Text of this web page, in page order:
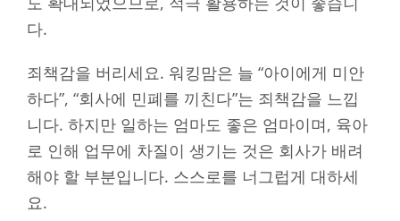
다.
죄책감을 버리세요. 워킹맘은 늘 “아이에게 미안
하다”, “회사에 민폐를 끼친다”는 죄책감을 느낍
니다. 하지만 일하는 엄마도 좋은 엄마이며, 육아
로 인해 업무에 차질이 생기는 것은 회사가 배려
해야 할 부분입니다. 스스로를 너그럽게 대하세
요.